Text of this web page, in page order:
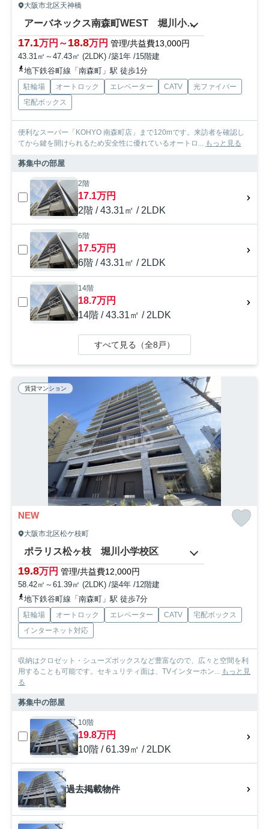
大阪市北区天神橋
アーバネックス南森町WEST 堀川小学校区
17.1万円～18.8万円 管理/共益費13,000円
43.31㎡～47.43㎡ (2LDK) /築1年 /15階建
地下鉄谷町線「南森町」駅 徒歩1分
駐輪場 オートロック エレベーター CATV
光ファイバー
宅配ボックス
便利なスーパー「KOHYO 南森町店」まで120mです。来訪者を確認し
てから鍵を開けられるため安全性に優れているオートロ...
もっと見る
募集中の部屋
2階
17.1万円
2階 / 43.31㎡ / 2LDK
6階
17.5万円
6階 / 43.31㎡ / 2LDK
14階
18.7万円
14階 / 43.31㎡ / 2LDK
すべて見る（全8戸）
賃貸マンション
NEW
大阪市北区松ケ枝町
ポラリス松ヶ枝 堀川小学校区
19.8万円 管理/共益費12,000円
58.42㎡～61.39㎡ (2LDK) /築4年 /12階建
地下鉄谷町線「南森町」駅 徒歩7分
駐輪場 オートロック エレベーター CATV
宅配ボックス
インターネット対応
収納はクロゼット・シューズボックスなど豊富なので、広々と空間を利
用することも可能です。セキュリティ面は、TVインターホン...
もっと見
る
募集中の部屋
10階
19.8万円
10階 / 61.39㎡ / 2LDK
過去掲載物件